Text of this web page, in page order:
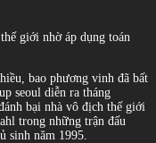
giới nhờ áp dụng toán
bao phương vinh đã bất
seoul diễn ra tháng
bại nhà vô địch thế giới
trong những trận đấu
sinh năm 1995.